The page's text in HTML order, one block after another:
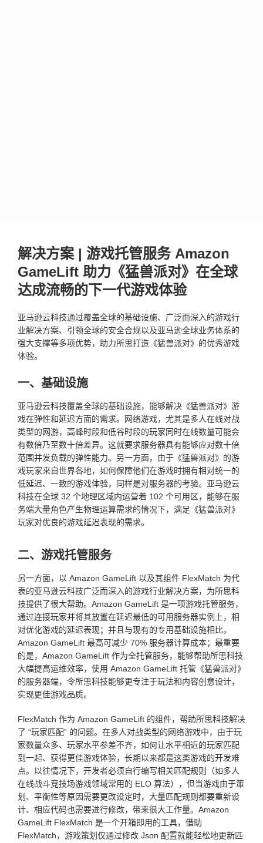
解决方案 | 游戏托管服务 Amazon
GameLift 助力《猛兽派对》在全球
达成流畅的下一代游戏体验
亚马逊云科技通过覆盖全球的基础设施、广泛而深入的游戏行
业解决方案、引领全球的安全合规以及亚马逊全球业务体系的
强大支撑等多项优势，助力所思打造《猛兽派对》的优秀游戏
体验。
一、基础设施
亚马逊云科技覆盖全球的基础设施，能够解决《猛兽派对》游
戏在弹性和延迟方面的需求。网络游戏，尤其是多人在线对战
类型的网游，高峰时段和低谷时段的玩家同时在线数量可能会
有数倍乃至数十倍差异。这就要求服务器具有能够应对数十倍
范围并发负载的弹性能力。另一方面，由于《猛兽派对》的游
戏玩家来自世界各地，如何保障他们在游戏时拥有相对统一的
低延迟、一致的游戏体验，同样是对服务器的考验。亚马逊云
科技在全球 32 个地理区域内运营着 102 个可用区，能够在服
务端大量角色产生物理运算需求的情况下，满足《猛兽派对》
玩家对优良的游戏延迟表现的需求。
二、游戏托管服务
另一方面，以 Amazon GameLift 以及其组件 FlexMatch 为代
表的亚马逊云科技广泛而深入的游戏行业解决方案，为所思科
技提供了很大帮助。Amazon GameLift 是一项游戏托管服务，
通过连接玩家并将其放置在延迟最低的可用服务器实例上，相
对优化游戏的延迟表现；并且与现有的专用基础设施相比，
Amazon GameLift 最高可减少 70% 服务器计算成本；最重要
的是，Amazon GameLift 作为全托管服务，能够帮助所思科技
大幅提高运维效率，使用 Amazon GameLift 托管《猛兽派对》
的服务器端，令所思科技能够更专注于玩法和内容创意设计，
实现更佳游戏品质。
FlexMatch 作为 Amazon GameLift 的组件，帮助所思科技解决
了 “玩家匹配” 的问题。在多人对战类型的网络游戏中，由于玩
家数量众多、玩家水平参差不齐，如何让水平相近的玩家匹配
到一起、获得更佳游戏体验，长期以来都是这类游戏的开发难
点。以往情况下，开发者必须自行编写相关匹配规则（如多人
在线战斗竞技场游戏领域常用的 ELO 算法），但当游戏由于策
划、平衡性等原因需要更改设定时，大量匹配规则都要重新设
计、相应代码也需要进行修改，带来很大工作量。Amazon
GameLift FlexMatch 是一个开箱即用的工具，借助
FlexMatch，游戏策划仅通过修改 Json 配置就能轻松地更新匹